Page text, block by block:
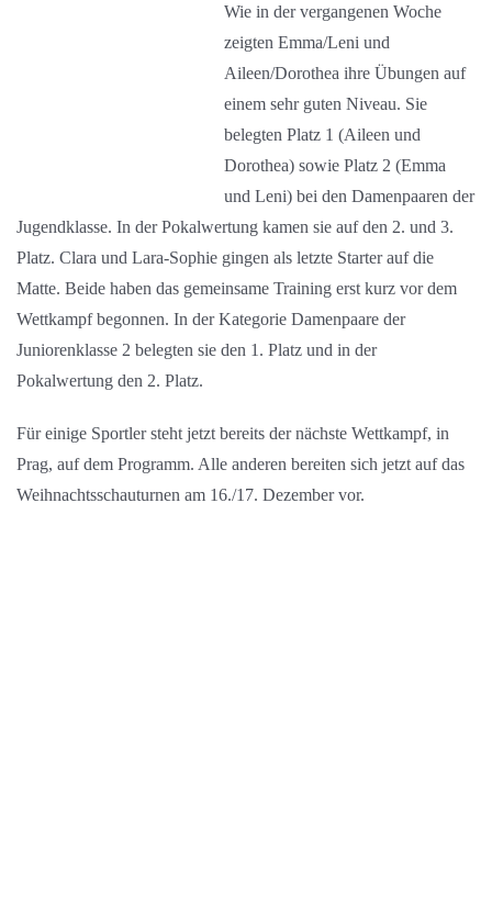
Wie in der vergangenen Woche
zeigten Emma/Leni und
Aileen/Dorothea ihre Übungen auf
einem sehr guten Niveau. Sie
belegten Platz 1 (Aileen und
Dorothea) sowie Platz 2 (Emma
und Leni) bei den Damenpaaren der
Jugendklasse. In der Pokalwertung kamen sie auf den 2. und 3.
Platz. Clara und Lara-Sophie gingen als letzte Starter auf die
Matte. Beide haben das gemeinsame Training erst kurz vor dem
Wettkampf begonnen. In der Kategorie Damenpaare der
Juniorenklasse 2 belegten sie den 1. Platz und in der
Pokalwertung den 2. Platz.
Für einige Sportler steht jetzt bereits der nächste Wettkampf, in
Prag, auf dem Programm. Alle anderen bereiten sich jetzt auf das
Weihnachtsschauturnen am 16./17. Dezember vor.